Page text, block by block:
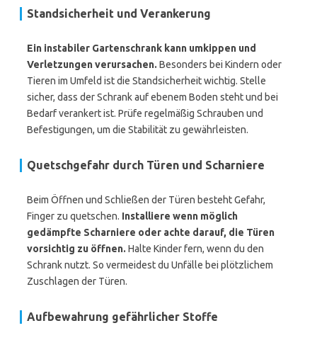
Standsicherheit und Verankerung
Ein instabiler Gartenschrank kann umkippen und
Verletzungen verursachen. Besonders bei Kindern oder
Tieren im Umfeld ist die Standsicherheit wichtig. Stelle
sicher, dass der Schrank auf ebenem Boden steht und bei
Bedarf verankert ist. Prüfe regelmäßig Schrauben und
Befestigungen, um die Stabilität zu gewährleisten.
Quetschgefahr durch Türen und Scharniere
Beim Öffnen und Schließen der Türen besteht Gefahr,
Finger zu quetschen. Installiere wenn möglich
gedämpfte Scharniere oder achte darauf, die Türen
vorsichtig zu öffnen. Halte Kinder fern, wenn du den
Schrank nutzt. So vermeidest du Unfälle bei plötzlichem
Zuschlagen der Türen.
Aufbewahrung gefährlicher Stoffe